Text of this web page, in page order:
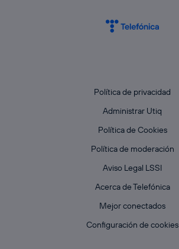
Política de privacidad
Administrar Utiq
Política de Cookies
Política de moderación
Aviso Legal LSSI
Acerca de Telefónica
Mejor conectados
Configuración de cookies